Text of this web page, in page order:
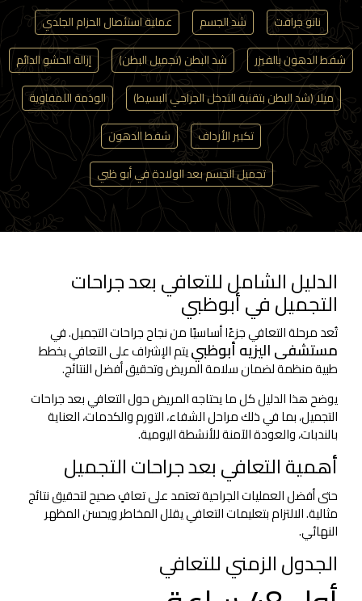
نانو جرافت شد الجسم
عملية استئصال الحزام الجلدي
شفط الدهون بالفيزر
شد البطن (تجميل البطن)
إزالة الحشو الدائم
ميلا (شد البطن بتقنية التدخل الجراحي البسيط)
الوذمة اللمفاوية
تكبير الأرداف
شفط الدهون
تجميل الجسم بعد الولادة في أبو ظبي
الدليل الشامل للتعافي بعد جراحات
التجميل في أبوظبي
تُعد مرحلة التعافي جزءًا أساسيًا من نجاح جراحات التجميل. في
مستشفى اليزيه أبوظبييتم الإشراف على التعافي بخطط
طبية منظمة لضمان سلامة المريض وتحقيق أفضل النتائج.
يوضح هذا الدليل كل ما يحتاجه المريض حول التعافي بعد جراحات
التجميل، بما في ذلك مراحل الشفاء، التورم والكدمات، العناية
بالندبات، والعودة الآمنة للأنشطة اليومية.
أهمية التعافي بعد جراحات التجميل
حتى أفضل العمليات الجراحية تعتمد على تعافٍ صحيح لتحقيق نتائج
مثالية. الالتزام بتعليمات التعافي يقلل المخاطر ويحسن المظهر
النهائي.
الجدول الزمني للتعافي